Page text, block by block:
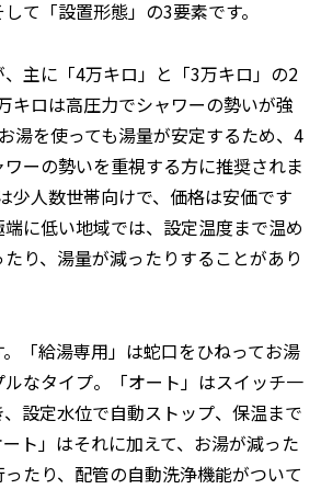
て「設置形態」の3要素です。
主に「4万キロ」と「3万キロ」の2
キロは高圧力でシャワーの勢いが強
湯を使っても湯量が安定するため、4
ーの勢いを重視する方に推奨されま
少人数世帯向けで、価格は安価です
に低い地域では、設定温度まで温め
り、湯量が減ったりすることがあり
「給湯専用」は蛇口をひねってお湯
なタイプ。「オート」はスイッチ一
設定水位で自動ストップ、保温まで
ト」はそれに加えて、お湯が減った
たり、配管の自動洗浄機能がついて